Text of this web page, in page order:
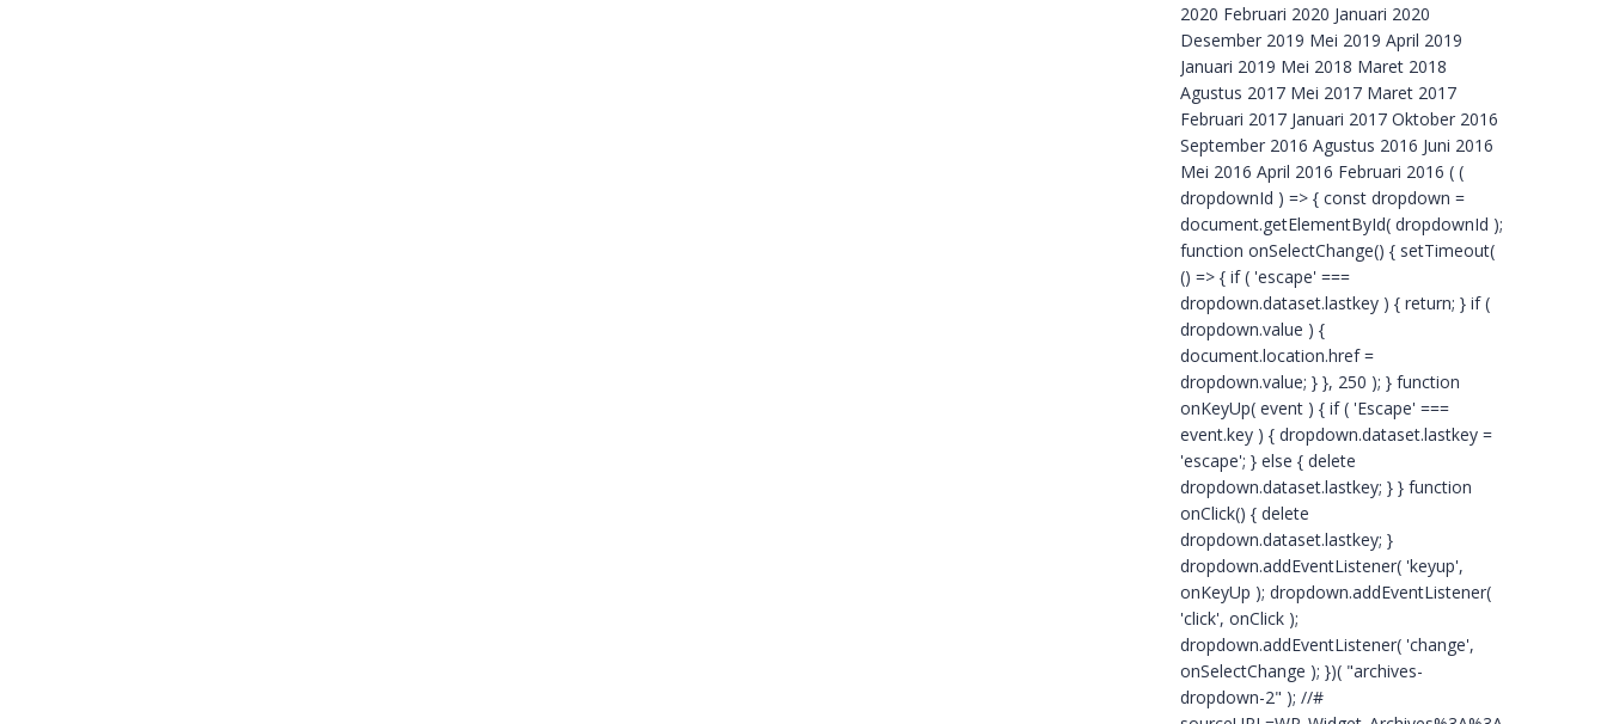
2020 Februari 2020 Januari 2020
Desember 2019 Mei 2019 April 2019
Januari 2019 Mei 2018 Maret 2018
Agustus 2017 Mei 2017 Maret 2017
Februari 2017 Januari 2017 Oktober 2016
September 2016 Agustus 2016 Juni 2016
Mei 2016 April 2016 Februari 2016 ( (
dropdownId ) => { const dropdown =
document.getElementById( dropdownId );
function onSelectChange() { setTimeout(
() => { if ( 'escape' ===
dropdown.dataset.lastkey ) { return; } if (
dropdown.value ) {
document.location.href =
dropdown.value; } }, 250 ); } function
onKeyUp( event ) { if ( 'Escape' ===
event.key ) { dropdown.dataset.lastkey =
'escape'; } else { delete
dropdown.dataset.lastkey; } } function
onClick() { delete
dropdown.dataset.lastkey; }
dropdown.addEventListener( 'keyup',
onKeyUp ); dropdown.addEventListener(
'click', onClick );
dropdown.addEventListener( 'change',
onSelectChange ); })( "archives-
dropdown-2" ); //#